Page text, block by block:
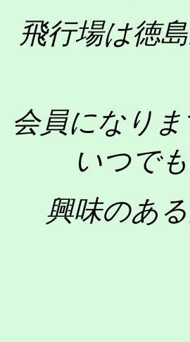
飛行場は徳
会員になり
いつで
興味のあ